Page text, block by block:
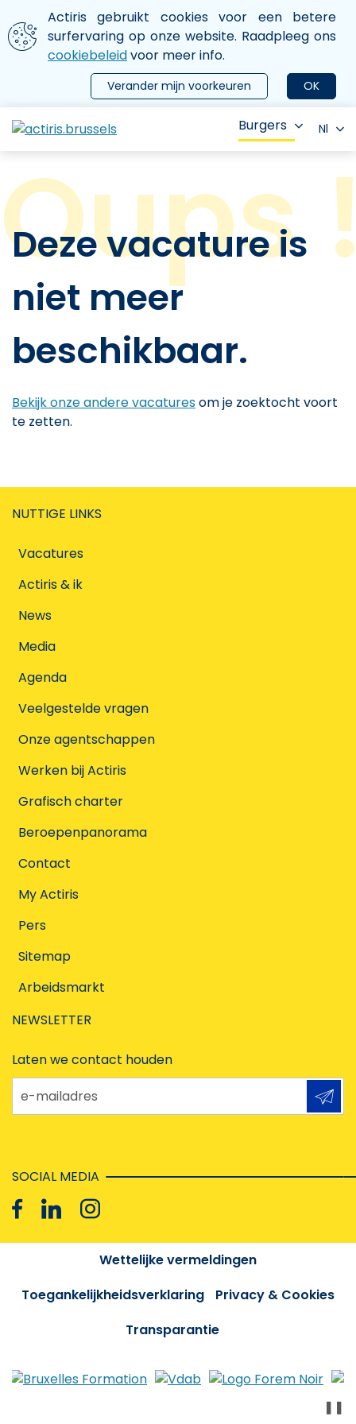
Aller au contenu principal
We gebruiken cookies
Actiris gebruikt cookies voor een betere
surfervaring op onze website. Raadpleeg ons
cookiebeleidvoor meer info.
OK
Verander mijn voorkeuren
le menu
Burgers Nl
Deze vacature is
niet meer
beschikbaar.
Bekijk onze andere vacaturesom je zoektocht voort
te zetten.
NUTTIGE LINKS
Vacatures
Actiris & ik
News
Media
Agenda
Veelgestelde vragen
Onze agentschappen
Werken bij Actiris
Grafisch charter
Beroepenpanorama
Contact
My Actiris
Pers
Sitemap
Arbeidsmarkt
NEWSLETTER
Laten we contact houden
e-mailadres
SOCIAL MEDIA
Wettelijke vermeldingen
Toegankelijkheidsverklaring
Privacy & Cookies
Transparantie
❚❚